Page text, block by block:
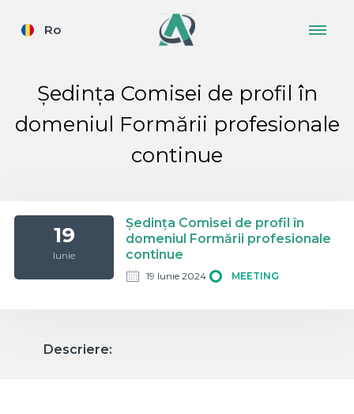
Ro
Ședința Comisei de profil în
domeniul Formării profesionale
continue
19
Iunie
Ședința Comisei de profil în
domeniul Formării profesionale
continue
19 Iunie 2024 MEETING
Descriere: